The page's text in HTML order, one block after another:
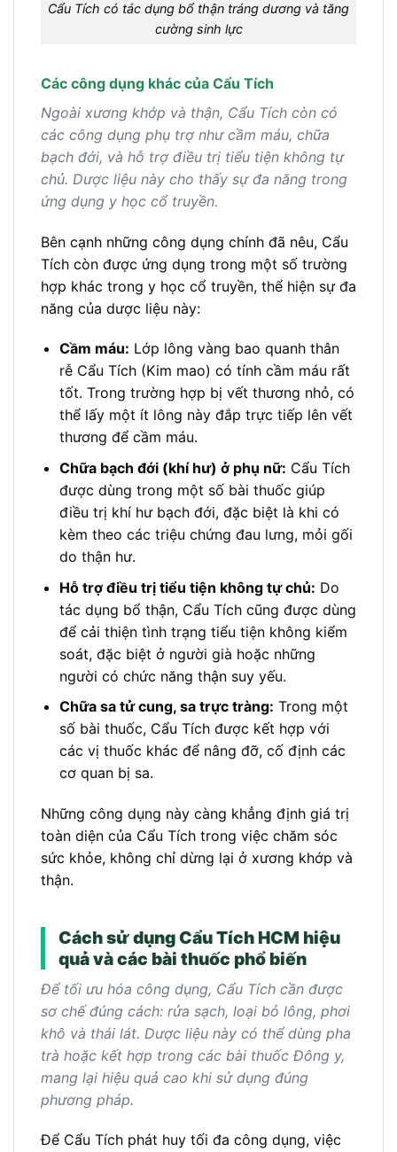
Cẩu Tích có tác dụng bổ thận tráng dương và tăng
cường sinh lực
Các công dụng khác của Cẩu Tích
Ngoài xương khớp và thận, Cẩu Tích còn có
các công dụng phụ trợ như cầm máu, chữa
bạch đới, và hỗ trợ điều trị tiểu tiện không tự
chủ. Dược liệu này cho thấy sự đa năng trong
ứng dụng y học cổ truyền.
Bên cạnh những công dụng chính đã nêu, Cẩu
Tích còn được ứng dụng trong một số trường
hợp khác trong y học cổ truyền, thể hiện sự đa
năng của dược liệu này:
Cầm máu: Lớp lông vàng bao quanh thân
rễ Cẩu Tích (Kim mao) có tính cầm máu rất
tốt. Trong trường hợp bị vết thương nhỏ, có
thể lấy một ít lông này đắp trực tiếp lên vết
thương để cầm máu.
Chữa bạch đới (khí hư) ở phụ nữ: Cẩu Tích
được dùng trong một số bài thuốc giúp
điều trị khí hư bạch đới, đặc biệt là khi có
kèm theo các triệu chứng đau lưng, mỏi gối
do thận hư.
Hỗ trợ điều trị tiểu tiện không tự chủ: Do
tác dụng bổ thận, Cẩu Tích cũng được dùng
để cải thiện tình trạng tiểu tiện không kiểm
soát, đặc biệt ở người già hoặc những
người có chức năng thận suy yếu.
Chữa sa tử cung, sa trực tràng: Trong một
số bài thuốc, Cẩu Tích được kết hợp với
các vị thuốc khác để nâng đỡ, cố định các
cơ quan bị sa.
Những công dụng này càng khẳng định giá trị
toàn diện của Cẩu Tích trong việc chăm sóc
sức khỏe, không chỉ dừng lại ở xương khớp và
thận.
Cách sử dụng Cẩu Tích HCM hiệu
quả và các bài thuốc phổ biến
Để tối ưu hóa công dụng, Cẩu Tích cần được
sơ chế đúng cách: rửa sạch, loại bỏ lông, phơi
khô và thái lát. Dược liệu này có thể dùng pha
trà hoặc kết hợp trong các bài thuốc Đông y,
mang lại hiệu quả cao khi sử dụng đúng
phương pháp.
Để Cẩu Tích phát huy tối đa công dụng, việc